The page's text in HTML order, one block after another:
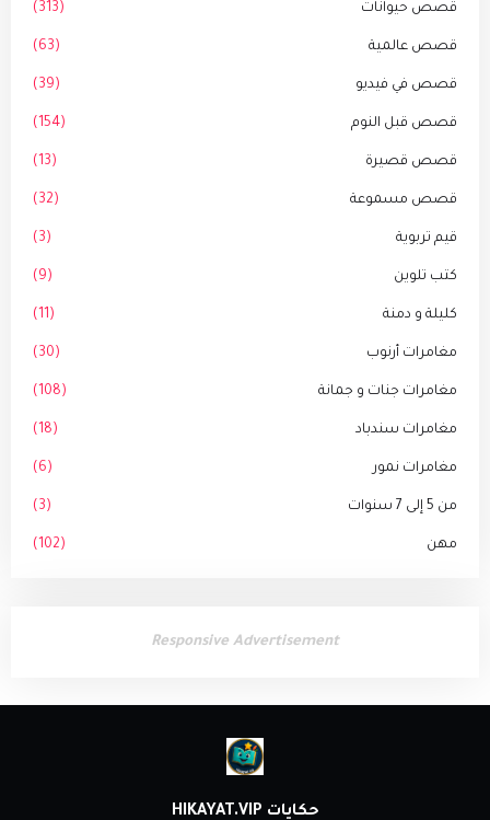
قصص حيوانات (313)
قصص عالمية (63)
قصص في فيديو (39)
قصص قبل النوم (154)
قصص قصيرة (13)
قصص مسموعة (32)
قيم تربوية (3)
كتب تلوين (9)
كليلة و دمنة (11)
مغامرات أرنوب (30)
مغامرات جنات و جمانة (108)
مغامرات سندباد (18)
مغامرات نمور (6)
من 5 إلى 7 سنوات (3)
مهن (102)
Responsive Advertisement
حكايات HIKAYAT.VIP